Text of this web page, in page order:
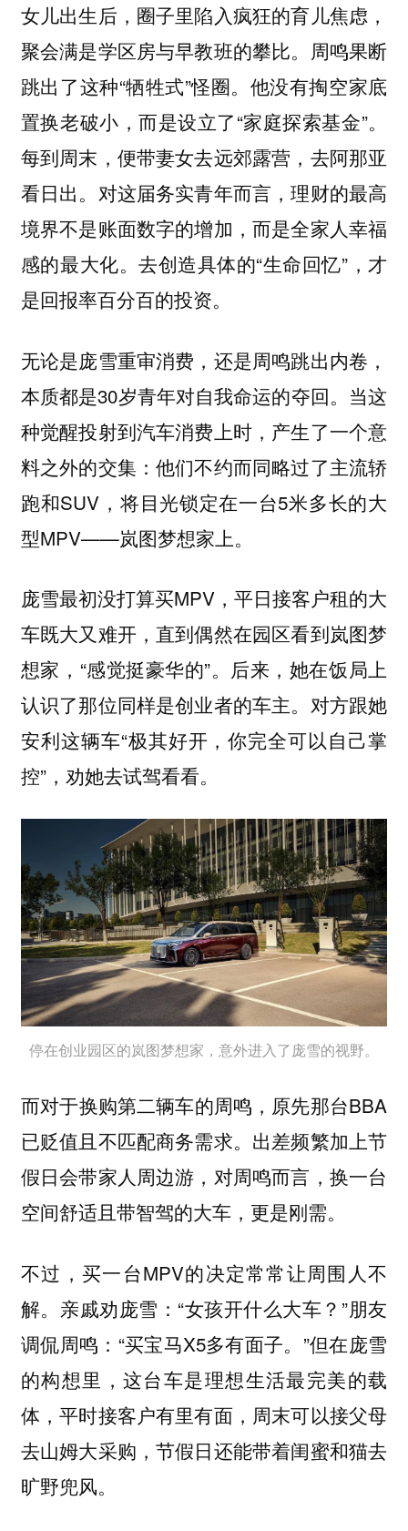
女儿出生后，圈子里陷入疯狂的育儿焦虑，
聚会满是学区房与早教班的攀比。周鸣果断
跳出了这种“牺牲式”怪圈。他没有掏空家底
置换老破小，而是设立了“家庭探索基金”。
每到周末，便带妻女去远郊露营，去阿那亚
看日出。对这届务实青年而言，理财的最高
境界不是账面数字的增加，而是全家人幸福
感的最大化。去创造具体的“生命回忆”，才
是回报率百分百的投资。
无论是庞雪重审消费，还是周鸣跳出内卷，
本质都是30岁青年对自我命运的夺回。当这
种觉醒投射到汽车消费上时，产生了一个意
料之外的交集：他们不约而同略过了主流轿
跑和SUV，将目光锁定在一台5米多长的大
型MPV——岚图梦想家上。
庞雪最初没打算买MPV，平日接客户租的大
车既大又难开，直到偶然在园区看到岚图梦
想家，“感觉挺豪华的”。后来，她在饭局上
认识了那位同样是创业者的车主。对方跟她
安利这辆车“极其好开，你完全可以自己掌
控”，劝她去试驾看看。
停在创业园区的岚图梦想家，意外进入了庞雪的视野。
而对于换购第二辆车的周鸣，原先那台BBA
已贬值且不匹配商务需求。出差频繁加上节
假日会带家人周边游，对周鸣而言，换一台
空间舒适且带智驾的大车，更是刚需。
不过，买一台MPV的决定常常让周围人不
解。亲戚劝庞雪：“女孩开什么大车？”朋友
调侃周鸣：“买宝马X5多有面子。”但在庞雪
的构想里，这台车是理想生活最完美的载
体，平时接客户有里有面，周末可以接父母
去山姆大采购，节假日还能带着闺蜜和猫去
旷野兜风。